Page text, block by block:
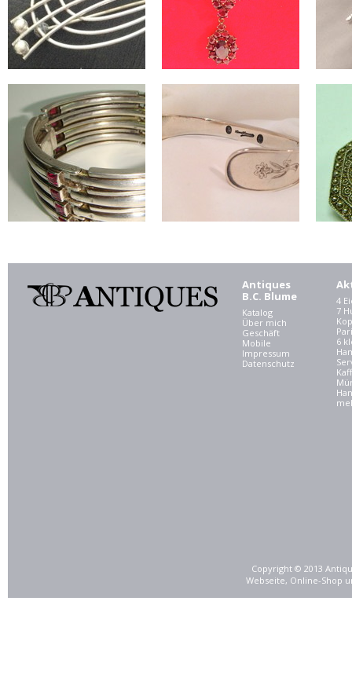
Antiques
B.C. Blume
Katalog
Über mich
Geschäft
Mobile
Impressum
Datenschutz
4
7
6
Copyright © 2013
Webseite, Online-Shop